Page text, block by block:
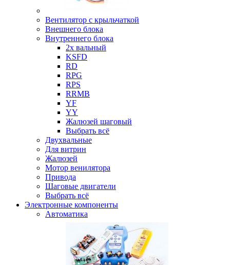
Вентилятор с крыльчаткой
Внешнего блока
Внутреннего блока
2х вальный
KSFD
RD
RPG
RPS
RRMB
YF
YY
Жалюзей шаговый
Выбрать всё
Двухвальные
Для витрин
Жалюзей
Мотор венилятора
Привода
Шаговые двигатели
Выбрать всё
Электронные компоненты
Автоматика